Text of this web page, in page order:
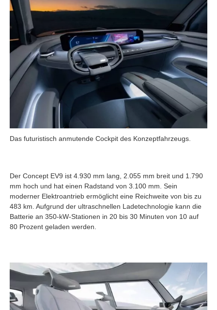
Das futuristisch anmutende Cockpit des Konzeptfahrzeugs.
Der Concept EV9 ist 4.930 mm lang, 2.055 mm breit und 1.790
mm hoch und hat einen Radstand von 3.100 mm. Sein
moderner Elektroantrieb ermöglicht eine Reichweite von bis zu
483 km. Aufgrund der ultraschnellen Ladetechnologie kann die
Batterie an 350-kW-Stationen in 20 bis 30 Minuten von 10 auf
80 Prozent geladen werden.